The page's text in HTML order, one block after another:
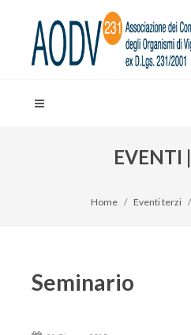
EVENTI |
Home Eventi terzi
Seminario